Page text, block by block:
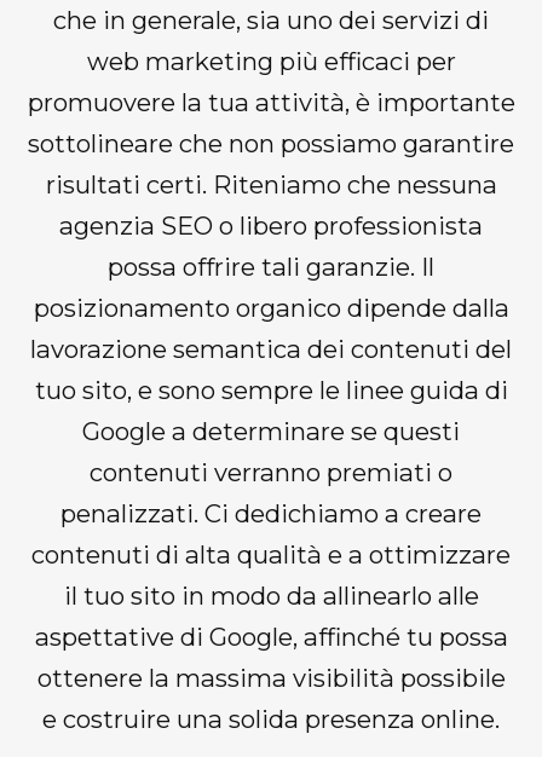
che in generale, sia uno dei servizi di
web marketing più efficaci per
promuovere la tua attività, è importante
sottolineare che non possiamo garantire
risultati certi. Riteniamo che nessuna
agenzia SEO o libero professionista
possa offrire tali garanzie. Il
posizionamento organico dipende dalla
lavorazione semantica dei contenuti del
tuo sito, e sono sempre le linee guida di
Google a determinare se questi
contenuti verranno premiati o
penalizzati. Ci dedichiamo a creare
contenuti di alta qualità e a ottimizzare
il tuo sito in modo da allinearlo alle
aspettative di Google, affinché tu possa
ottenere la massima visibilità possibile
e costruire una solida presenza online.